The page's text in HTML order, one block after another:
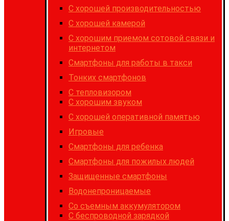
C хорошей производительностью
C хорошей камерой
С хорошим приемом сотовой связи и
интернетом
Cмартфоны для работы в такси
Тонких смартфонов
С тепловизором
С хорошим звуком
С хорошей оперативной памятью
Игровые
Cмартфоны для ребенка
Смартфоны для пожилых людей
Защищенные смартфоны
Водонепроницаемые
Со съемным аккумулятором
С беспроводной зарядкой